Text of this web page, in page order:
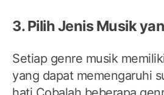
3. Pilih Jenis Musik
Setiap genre musik
yang dapat memengaruhi